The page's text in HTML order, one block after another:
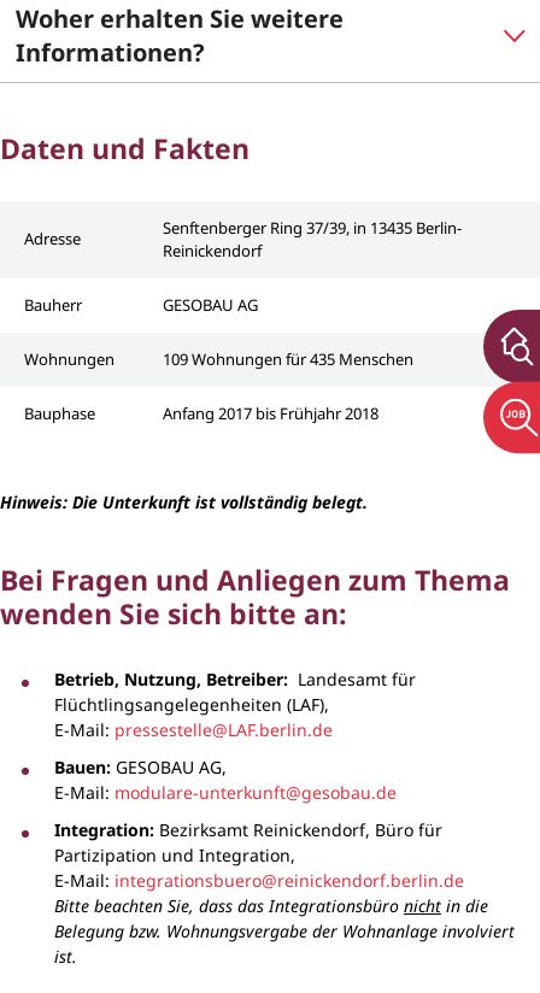
Woher erhalten Sie weitere
Informationen?
Daten und Fakten
Adresse
Senftenberger Ring 37/39, in 13435 Berlin-
Reinickendorf
Bauherr GESOBAU AG
Wohnungen 109 Wohnungen für 435 Menschen
Bauphase Anfang 2017 bis Frühjahr 2018
Hinweis: Die Unterkunft ist vollständig belegt.
Bei Fragen und Anliegen zum Thema
wenden Sie sich bitte an:
Betrieb, Nutzung, Betreiber: Landesamt für
Flüchtlingsangelegenheiten (LAF),
E-Mail: pressestelle@LAF.berlin.de
Bauen: GESOBAU AG,
E-Mail: modulare-unterkunft@gesobau.de
Integration: Bezirksamt Reinickendorf, Büro für
Partizipation und Integration,
E-Mail: integrationsbuero@reinickendorf.berlin.de
Bitte beachten Sie, dass das Integrationsbüro nicht in die
Belegung bzw. Wohnungsvergabe der Wohnanlage involviert
ist.